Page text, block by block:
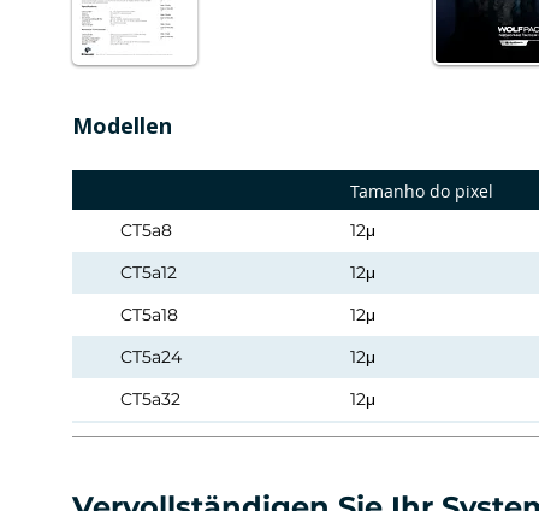
Modellen
Tamanho do pixel
CT5a8
12μ
CT5a12
12μ
CT5a18
12μ
CT5a24
12μ
CT5a32
12μ
CT5a50
12μ